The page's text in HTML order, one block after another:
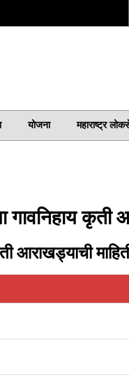
योजना महाराष्ट्र
कृती
आराखड्याची